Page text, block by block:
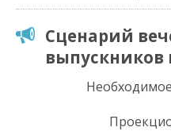
Сценарий
выпускников